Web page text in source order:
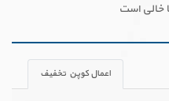
خالی است
اعمال کوپن تخفیف